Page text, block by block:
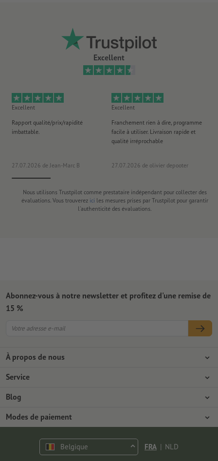
Excellent
Excellent
Rapport qualité/prix/rapidité
imbattable.
27.07.2026 de Jean-Marc B
Excellent
Franchement rien à dire, programme
facile à utiliser. Livraison rapide et
qualité irréprochable
27.07.2026 de olivier depooter
Nous utilisons Trustpilot comme prestataire indépendant pour collecter des
évaluations. Vous trouverez ici les mesures prises par Trustpilot pour garantir
l'authenticité des évaluations.
À propos de nous
L'entreprise
Protection de l'environnement
Service
Modes de paiement
Expédition
Programme Premium
Blog
Tutoriels Photoshop
Polices & Fonts gratuits
Modes de paiement
Abonnez-vous à notre newsletter et profitez d'une remise de
15 %
Belgique FRA | NLD